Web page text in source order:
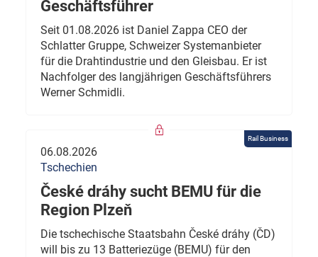
Geschäftsführer
Seit 01.08.2026 ist Daniel Zappa CEO der
Schlatter Gruppe, Schweizer Systemanbieter
für die Drahtindustrie und den Gleisbau. Er ist
Nachfolger des langjährigen Geschäftsführers
Werner Schmidli.
Rail Business
06.08.2026
Tschechien
České dráhy sucht BEMU für die
Region Plzeň
Die tschechische Staatsbahn České dráhy (ČD)
will bis zu 13 Batteriezüge (BEMU) für den